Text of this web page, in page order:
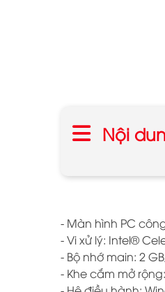
Nội
- Màn hình PC
- Vi xử lý: Intel®
- Bộ nhớ main: 2
- Khe cắm mở